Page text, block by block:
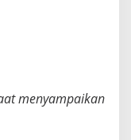
menyampaikan